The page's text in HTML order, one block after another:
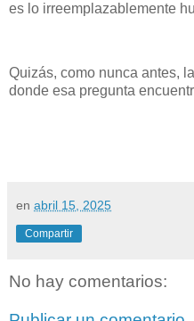
es lo irreemplazablemente
Quizás, como nunca antes,
donde esa pregunta
en abril 15, 2025
Compartir
No hay comentarios: